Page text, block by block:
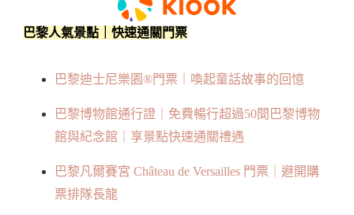
巴黎人氣景點｜快速通關門票
巴黎迪士尼樂園®門票｜喚起童話故事的回憶
巴黎博物館通行證｜免費暢行超過50間巴黎博物
館與紀念館｜享景點快速通關禮遇
巴黎凡爾賽宮 Château de Versailles 門票｜避開購
票排隊長龍